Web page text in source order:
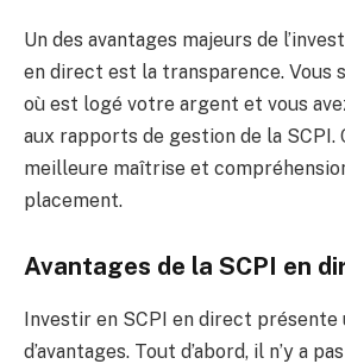
Un des avantages majeurs de
en direct est la transparence. Vous
où est logé votre argent et vous
aux rapports de gestion de la SCPI.
meilleure maîtrise et
placement.
Avantages de la SCPI en
Investir en SCPI en direct présente
d’avantages. Tout d’abord, il n’y a